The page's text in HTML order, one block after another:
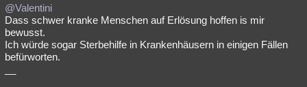
Spiritualität
Natur
weitere Rubriken
Philosophie
@Valentini
Dass schwer kranke Menschen auf Erlösung hoffen is mir
bewusst.
Ich würde sogar Sterbehilfe in Krankenhäusern in einigen Fällen
befürworten.